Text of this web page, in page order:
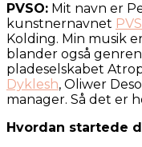
PVSO: Mit navn er
kunstnernavnet
Kolding. Min musik
blander også
pladeselskabet
Dyklesh, Oliwer
manager. Så det er
Hvordan startede